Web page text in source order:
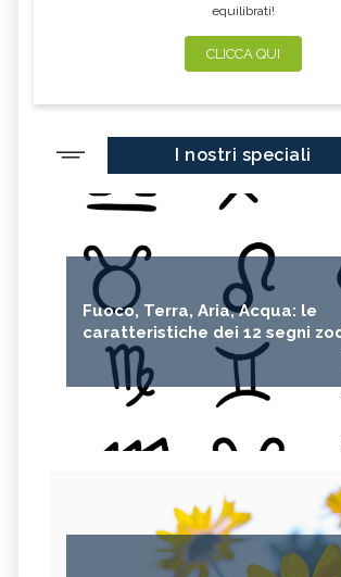
equilibrati!
CLICCA QUI
I nostri speciali
Fuoco, Terra, Aria, Acqua: le
caratteristiche dei 12 segni